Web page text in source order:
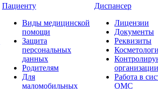
Пациенту
Виды медицинской
помощи
Защита
персональных
данных
Родителям
Для
маломобильных
Диспансер
Лицензии
Документы
Реквизиты
организации
Работа в
ОМС